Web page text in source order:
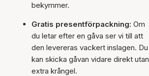
bekymmer.
Gratis presentförpackning: Om
du letar efter en gåva ser vi till att
den levereras vackert inslagen. Du
kan skicka gåvan vidare direkt utan
extra krångel.